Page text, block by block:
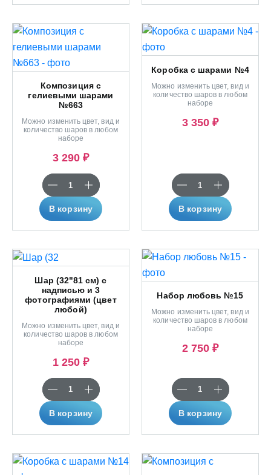
Композиция с
гелиевыми шарами
№663
Можно изменить цвет, вид и
количество шаров в любом
наборе
3 290 ₽
В корзину
Коробка с шарами №4
Можно изменить цвет, вид и
количество шаров в любом
наборе
3 350 ₽
В корзину
Шар (32"81 см) с
надписью и 3
фотографиями (цвет
любой)
Можно изменить цвет, вид и
количество шаров в любом
наборе
1 250 ₽
В корзину
Набор любовь №15
Можно изменить цвет, вид и
количество шаров в любом
наборе
2 750 ₽
В корзину